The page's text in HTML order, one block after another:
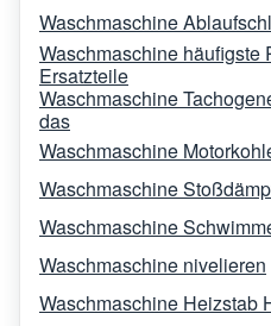
Waschmaschine
Waschmaschine häufigste
Ersatzteile
Waschmaschine
das
Waschmaschine
Waschmaschine
Waschmaschine
Waschmaschine nivelieren
Waschmaschine Heizstab